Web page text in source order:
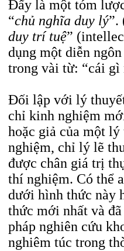
Đấy là một tóm
“chủ nghĩa duy lý”.
duy trí tuệ”
dụng một diễn
trong vài từ: “cái gì
Đối lập với lý
chỉ kinh nghiệm
hoặc giả của một
nghiệm, chỉ lý lẽ
được chân giá trị
thí nghiệm. Có thể
dưới hình thức này
thức mới nhất và
pháp nghiên cứu
nghiêm túc trong